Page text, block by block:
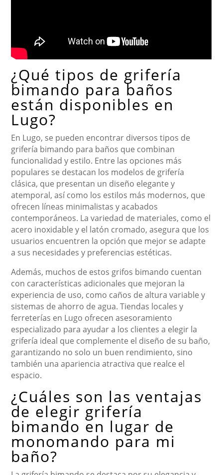
¿Qué tipos de grifería
bimando para baños
están disponibles en
Lugo?
En Lugo, se pueden encontrar diversos tipos de
grifería bimando para baños que combinan
funcionalidad y estilo. Entre las opciones más
populares se destacan los modelos de grifería
clásica, que presentan un diseño elegante y
atemporal, así como los estilos más modernos, que
ofrecen líneas minimalistas y acabados
contemporáneos. La variedad de materiales, como el
acero inoxidable y el latón cromado, asegura que los
usuarios encuentren la opción que mejor se adapte
a sus necesidades y preferencias estéticas.
Además, muchos de estos grifos bimando cuentan
con características adicionales que mejoran la
experiencia de uso, como caños de altura variable y
sistemas de ahorro de agua. Tiendas locales y
ferreterías en Lugo ofrecen asesoramiento
especializado para ayudar a los clientes a elegir la
grifería ideal que complemente el diseño de su baño,
garantizando no solo un buen rendimiento, sino
también una apariencia atractiva que realce el
espacio.
¿Cuáles son las ventajas
de elegir grifería
bimando en lugar de
monomando para mi
baño?